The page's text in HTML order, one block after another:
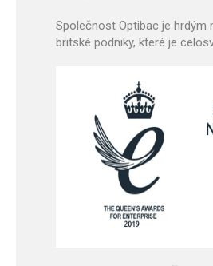
Společnost Optibac je hrdým
britské podniky, které je